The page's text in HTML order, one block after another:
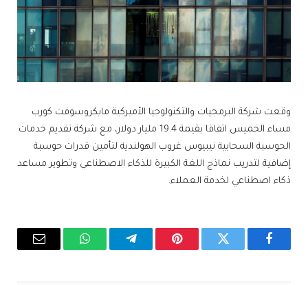
وقعت شركة البرمجيات والتكنولوجيا الأميركية مايكروسوفت كورب
مساء الخميس اتفاقا بقيمة 19.4 مليار دولار، مع شركة تقديم خدمات
الحوسبة السحابية نيبيوس غروب الهولندية لتأمين قدرات حوسبة
إضافية لتدريب نماذج اللغة الكبيرة للذكاء الاصطناعي وتطوير مساعد
ذكاء اصطناعي لخدمة العملاء.
فيسبوك تويتر بينتيريستتيلقرام واتساب البريد